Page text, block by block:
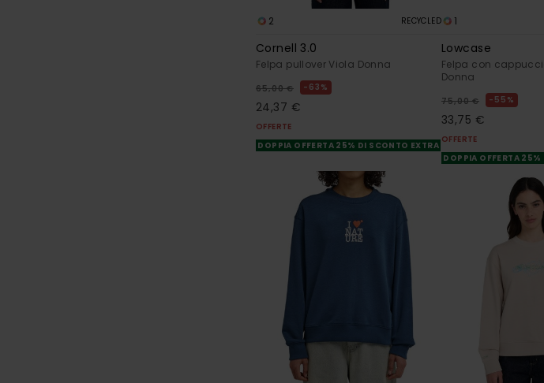
2 RECYCLED
Cornell 3.0
Felpa pullover Viola Donna
65,00 € 63%
24,37 €
OFFERTE
DOPPIA OFFERTA 25% DI SCONTO EXTRA
1
Lowcase
Felpa con
Donna
75,00 € 55%
33,75 €
OFFERTE
DOPPIA OFFERTA